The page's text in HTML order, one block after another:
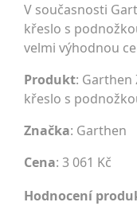
V současnosti
křeslo s
velmi výhodnou
Produkt: Garthen
křeslo s
Značka: Garthen
Cena: 3 061 Kč
Hodnocení